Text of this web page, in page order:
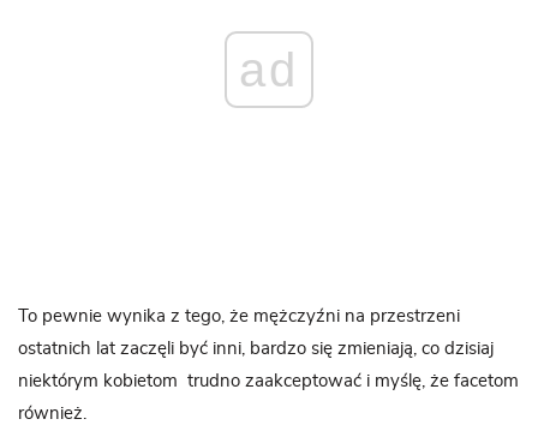
ad
To pewnie wynika z tego, że mężczyźni na przestrzeni
ostatnich lat zaczęli być inni, bardzo się zmieniają, co dzisiaj
niektórym kobietom trudno zaakceptować i myślę, że facetom
również.